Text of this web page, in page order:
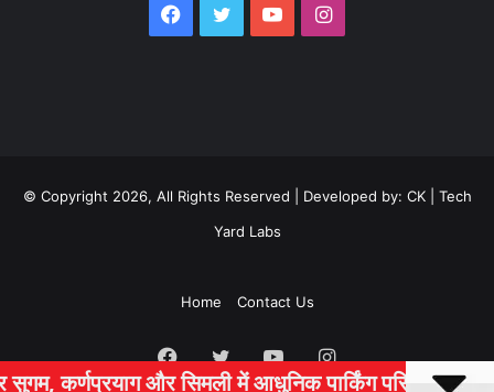
Facebook
Twitter YouTubeInstagram
© Copyright 2026, All Rights Reserved | Developed by: CK| Tech
Yard Labs
Home Contact Us
Facebook
TwitterYouTubeInstagram
पार्किंग परियोजनाओं को मिली रफ्तार